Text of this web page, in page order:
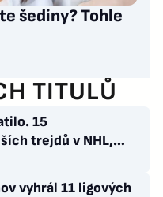
šediny? Tohle
TITULŮ
15
trejdů v NHL,
na poslední
vyhrál 11 ligových